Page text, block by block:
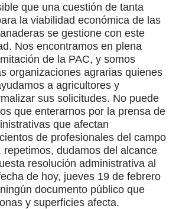
que una cuestión de tanta
la viabilidad económica de las
se gestione con este
Nos encontramos en plena
de la PAC, y somos
organizaciones agrarias quienes
a agricultores y
sus solicitudes. No puede
que enterarnos por la prensa de
que afectan
de profesionales del campo
repetimos, dudamos del alcance
resolución administrativa al
de hoy, jueves 19 de febrero
documento público que
y superficies afecta.